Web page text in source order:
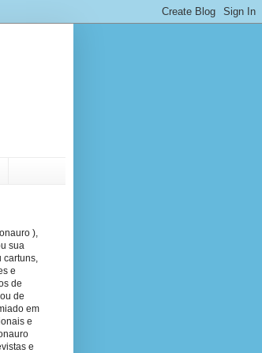
),
sua
e
de
de
em
e
e